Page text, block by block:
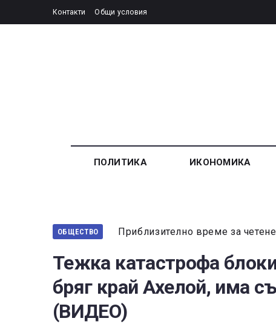
Контакти Общи условия
ПОЛИТИКА ИКОНОМИКА
ОБЩЕСТВО Приблизително време за
Тежка катастрофа
бряг край Ахелой, има
(ВИДЕО)